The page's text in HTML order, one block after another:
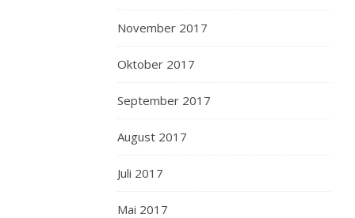
November 2017
Oktober 2017
September 2017
August 2017
Juli 2017
Mai 2017